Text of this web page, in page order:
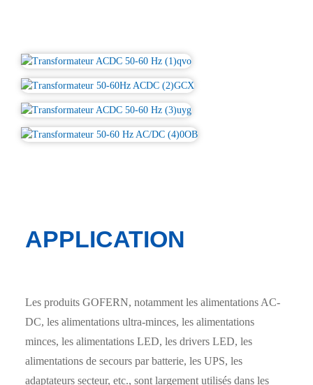
APPLICATION
Les produits GOFERN, notamment les alimentations AC-
DC, les alimentations ultra-minces, les alimentations
minces, les alimentations LED, les drivers LED, les
alimentations de secours par batterie, les UPS, les
adaptateurs secteur, etc., sont largement utilisés dans les